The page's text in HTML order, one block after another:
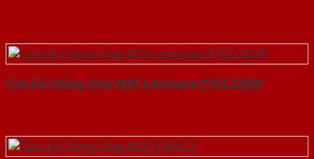
Cửa Gỗ Chống Cháy MDF Laminate P1R2 23029